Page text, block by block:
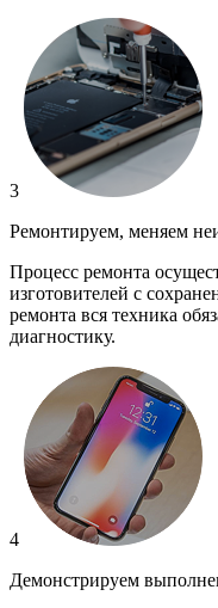
3
Ремонтируем, меняем
Процесс ремонта
изготовителей с
ремонта вся техника
диагностику.
4
Демонстрируем